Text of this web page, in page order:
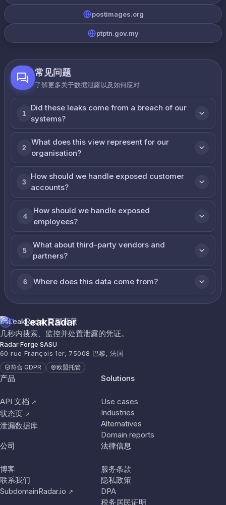
postimages.org
ptptn.gov.my
常见问题
了解更多关于数据泄露以及如何应对
1
Did these leaks come from a breach of our
systems?
2
What does this view represent for our
organisation?
3
How should we handle exposed customer
accounts?
4
How should we handle exposed
employees?
5
What about third-party vendors and
partners?
6 Where does this data come from?
LeakRadar
几秒内搜索、监控并处置泄露的凭证。
Radar Forge SASU
60 rue François 1er, 75008 巴黎, 法国
符合 GDPR 欧盟托管
产品
API 文档 ↗
状态页 ↗
泄漏数据库
Solutions
Use cases
Industries
Alternatives
Domain reports
公司
博客
联系我们
SubdomainRadar.io ↗
法律信息
服务条款
隐私政策
DPA
税务居民证明